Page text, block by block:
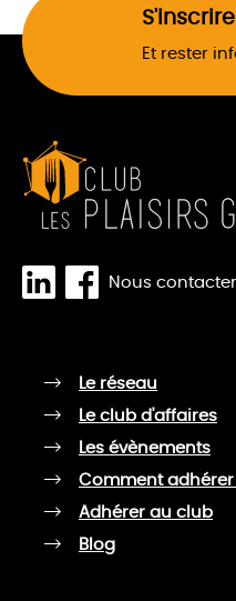
Et rester
Nous contacter
Le réseau
Le club d'affaires
Les évènements
Comment adhérer
Adhérer au club
Blog